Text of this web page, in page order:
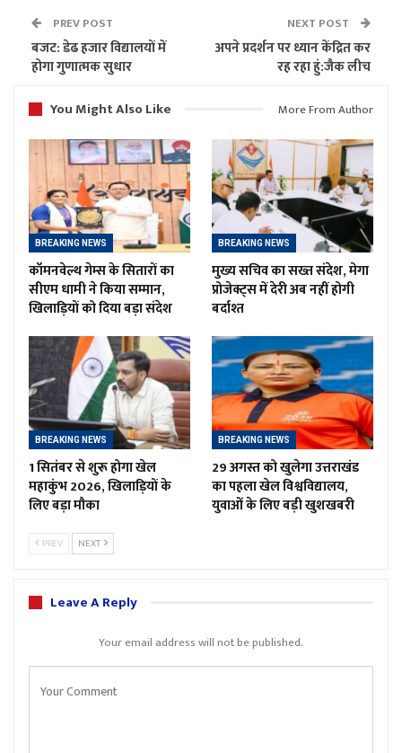
PREV POST
बजट: डेढ हजार विद्यालयों में
होगा गुणात्मक सुधार
NEXT POST
अपने प्रदर्शन पर ध्यान केंद्रित कर
रह रहा हुं:जैक लीच
You Might Also Like
More From Author
BREAKING NEWS
कॉमनवेल्थ गेम्स के सितारों का
सीएम धामी ने किया सम्मान,
खिलाड़ियों को दिया बड़ा संदेश
BREAKING NEWS
मुख्य सचिव का सख्त संदेश, मेगा
प्रोजेक्ट्स में देरी अब नहीं होगी
बर्दाश्त
BREAKING NEWS
1 सितंबर से शुरू होगा खेल
महाकुंभ 2026, खिलाड़ियों के
लिए बड़ा मौका
BREAKING NEWS
29 अगस्त को खुलेगा उत्तराखंड
का पहला खेल विश्वविद्यालय,
युवाओं के लिए बड़ी खुशखबरी
PREV NEXT
Leave A Reply
Your email address will not be published.